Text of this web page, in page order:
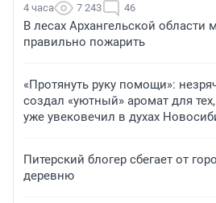
4 часа 7 243 46
В лесах Архангельской области
правильно пожарить
«Протянуть руку помощи»:
создал «уютный» аромат для
уже увековечил в духах
Питерский блогер сбегает от
деревню